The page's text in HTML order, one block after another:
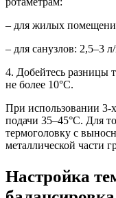
– для жилых
– для санузлов: 2,5–3
4. Добейтесь разницы
не более 10°C.
При использовании 3-
подачи 35–45°C. Для
термоголовку с
металлической части
Настройка